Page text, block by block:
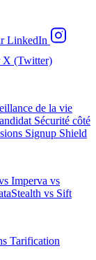
LinkedIn
X (Twitter)
de la vie
Sécurité côté
Signup Shield
Imperva vs
vs Sift
Tarification